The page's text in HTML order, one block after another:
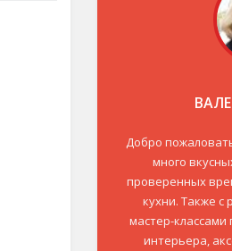
Добро
много
проверенных
кухни. Также с
мастер-
интерьера,